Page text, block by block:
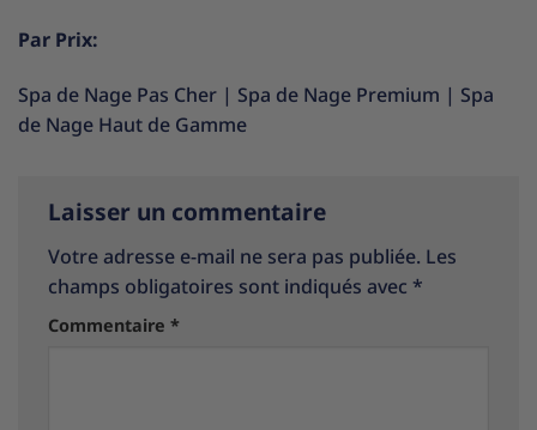
Par Prix:
Spa de Nage Pas Cher | Spa de Nage Premium | Spa
de Nage Haut de Gamme
Laisser un commentaire
Votre adresse e-mail ne sera pas publiée. Les
champs obligatoires sont indiqués avec *
Commentaire *